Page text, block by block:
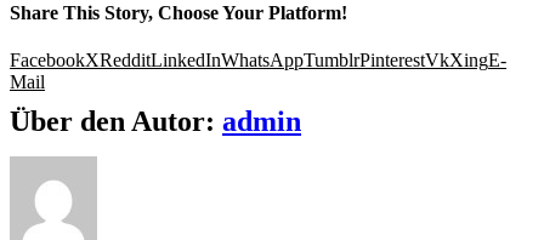
Share This Story, Choose Your Platform!
FacebookXRedditLinkedInWhatsAppTumblrPinterestVkXingE-
Mail
Über den Autor: admin